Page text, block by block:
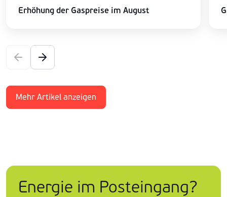
Erhöhung der Gaspreise im August
Mehr Artikel anzeigen
Energie im Posteingang?